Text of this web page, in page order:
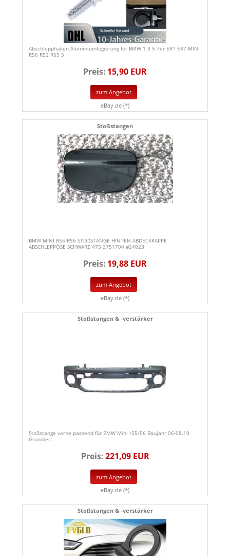
Abschlepphaken Aluminiumlegierung für BMW 1 3 5 7er E81 E87 MINI
R56 R52 R55 S
Preis: 15,90 EUR
zum Angebot
eBay.de (*)
Stoßstangen
BMW MINI R55 R56 STOßSTANGE HINTEN ABDECKKAPPE
ABSCHLEPPÖSE SCHWARZ 475 2751704 #24023
Preis: 19,88 EUR
zum Angebot
eBay.de (*)
Stoßstangen & -verstärker
Stoßstange vorne passend für BMW Mini r55/56 Baujahr 06-08.10
Grundiert
Preis:221,09 EUR
zum Angebot
eBay.de (*)
Stoßstangen & -verstärker